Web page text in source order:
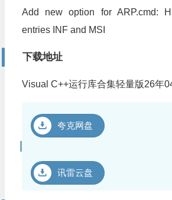
Add new option for ARP.cmd:
entries INF and MSI
下载地址
Visual C++运行库合集轻量版26年
夸克网盘
讯雷云盘